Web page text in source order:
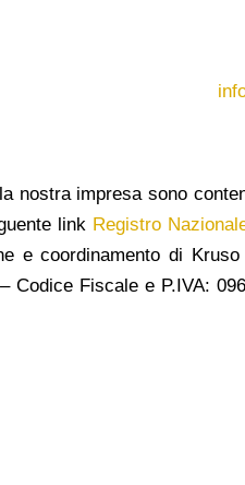
nostra impresa sono
link Registro
e coordinamento di
Codice Fiscale e P.IVA: